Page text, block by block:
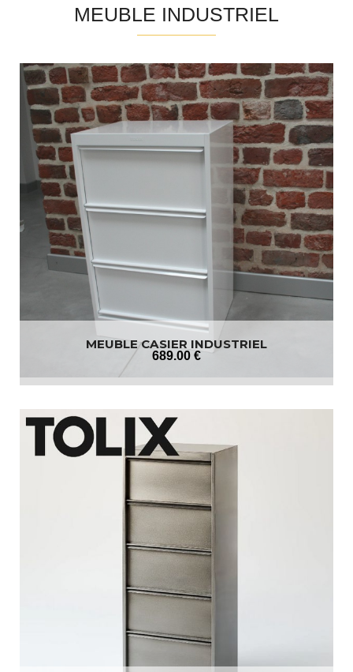
MEUBLE INDUSTRIEL
MEUBLE CASIER INDUSTRIEL
689.00 €